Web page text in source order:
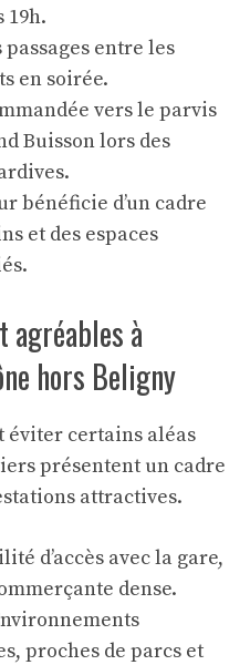
19h.
entre les
en soirée.
vers le parvis
Buisson lors des
bénéficie d’un cadre
et des espaces
à
hors Beligny
éviter certains aléas
présentent un cadre
attractives.
d’accès avec la gare,
dense.
proches de parcs et